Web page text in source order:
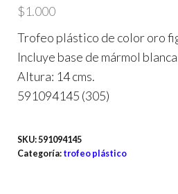
$1.000
Trofeo plástico de color oro
Incluye base de mármol
Altura: 14 cms.
591094145 (305)
SKU:591094145
Categoría: trofeo plástico